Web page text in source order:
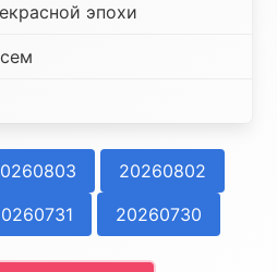
эпохи
20260802
20260730